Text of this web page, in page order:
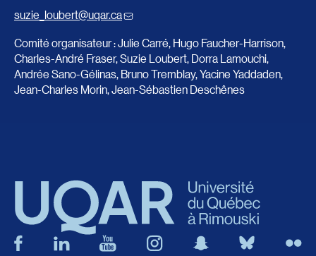
suzie_loubert@uqar.ca
Comité organisateur : Julie Carré, Hugo Faucher-Harrison,
Charles-André Fraser, Suzie Loubert, Dorra Lamouchi,
Andrée Sano-Gélinas, Bruno Tremblay, Yacine Yaddaden,
Jean-Charles Morin, Jean-Sébastien Deschênes